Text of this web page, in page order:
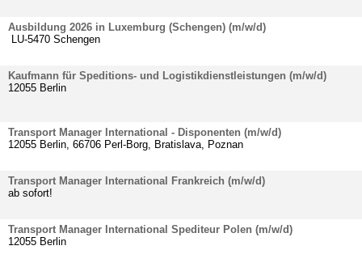
Ausbildung 2026 in Luxemburg (Schengen) (m/w/d)
LU-5470 Schengen
Kaufmann für Speditions- und Logistikdienstleistungen (m/w/d)
12055 Berlin
Transport Manager International - Disponenten (m/w/d)
12055 Berlin, 66706 Perl-Borg, Bratislava, Poznan
Transport Manager International Frankreich (m/w/d)
ab sofort!
Transport Manager International Spediteur Polen (m/w/d)
12055 Berlin